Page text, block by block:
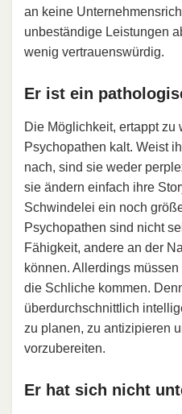
an keine
unbeständige Leistungen
wenig vertrauenswürdig.
Er ist ein
Die Möglichkeit, ertappt zu
Psychopathen kalt. Weist
nach, sind sie weder
sie ändern einfach ihre
Schwindelei ein noch
Psychopathen sind nicht
Fähigkeit, andere an der
können. Allerdings
die Schliche kommen.
überdurchschnittlich
zu planen, zu antizipieren
vorzubereiten.
Er hat sich nicht